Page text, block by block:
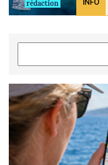
rédaction
INFO